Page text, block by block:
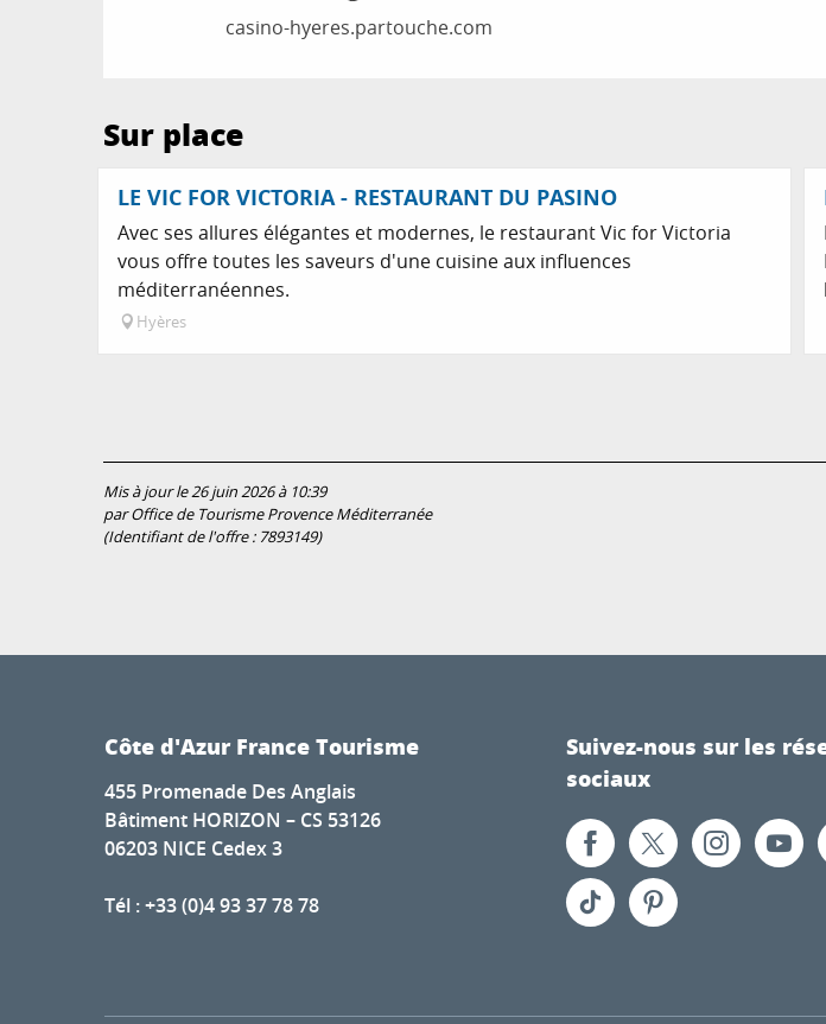
casino-hyeres.partouche.com
Sur place
LE VIC FOR VICTORIA - RESTAURANT DU PASINO
Avec ses allures élégantes et modernes, le restaurant Vic for Victoria
vous offre toutes les saveurs d'une cuisine aux influences
méditerranéennes.
Hyères
Mis à jour le 26 juin 2026 à 10:39
par Office de Tourisme Provence Méditerranée
(Identifiant de l'offre : 7893149)
Côte d'Azur France Tourisme
455 Promenade Des Anglais
Bâtiment HORIZON – CS 53126
06203 NICE Cedex 3
Tél : +33 (0)4 93 37 78 78
Suivez-nous sur les
sociaux